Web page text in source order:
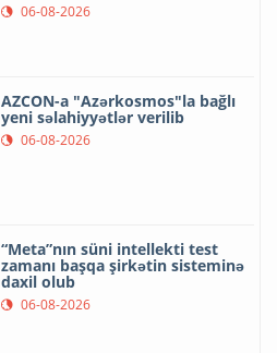
06-08-2026
AZCON-a "Azərkosmos"la bağlı
yeni səlahiyyətlər verilib
06-08-2026
“Meta”nın süni intellekti test
zamanı başqa şirkətin sisteminə
daxil olub
06-08-2026